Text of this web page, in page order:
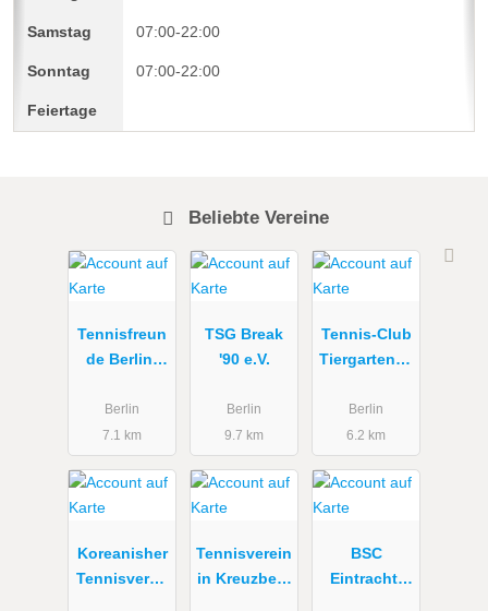
07:00-22:00
07:00-22:00
Beliebte Vereine
Tennisfreun
de Berlin-
Berlin
7.1 km
TSG Break
'90 e.V.
Berlin
9.7 km
Tennis-Club
Tiergarten e.
Weiß)
Berlin
6.2 km
Koreanisher
Tennisverba
Tennisverein
in Kreuzberg
BSC
Eintracht-